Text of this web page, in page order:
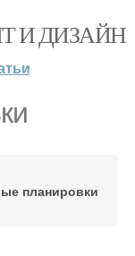
И ДИЗАЙН
планировки